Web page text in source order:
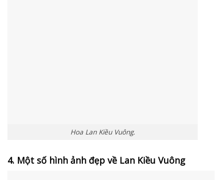
Hoa Lan Kiều Vuông.
4. Một số hình ảnh đẹp về Lan Kiều Vuông